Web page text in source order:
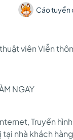
Cáo tuyển
viên Viễn
NGAY
Truyền
nhà khách